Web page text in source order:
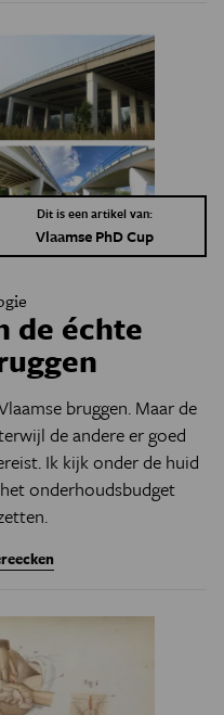
Dit is een artikel van:
Vlaamse PhD Cup
de échte
bruggen. Maar de
de andere er goed
Ik kijk onder de huid
onderhoudsbudget